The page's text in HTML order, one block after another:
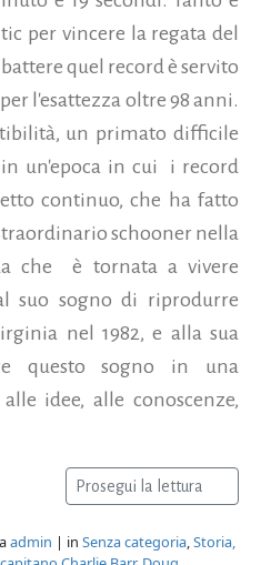
per vincere la regata del
quel record è servito
l'esattezza oltre 98 anni.
un primato difficile
un'epoca in cui i record
continuo, che ha fatto
schooner nella
che è tornata a vivere
suo sogno di riprodurre
nel 1982, e alla sua
questo sogno in una
idee, alle conoscenze,
Prosegui la lettura
admin | in Senza categoria,Storia,